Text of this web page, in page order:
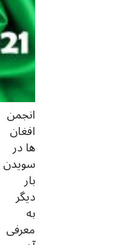
انجمن
افغان
ها در
سویدن
بار
دیگر
به
معرفی